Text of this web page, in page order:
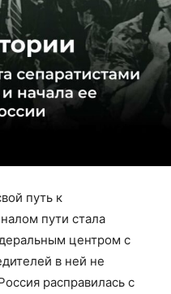
путь к
пути стала
центром с
в ней не
расправилась с